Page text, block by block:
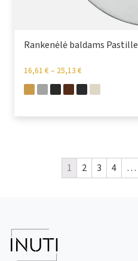
Rankenėlė baldams
16,61 €– 25,13 €
1 2 3 4 …